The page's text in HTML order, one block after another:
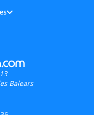
están
lo que les
para
en sus aguas
Balears